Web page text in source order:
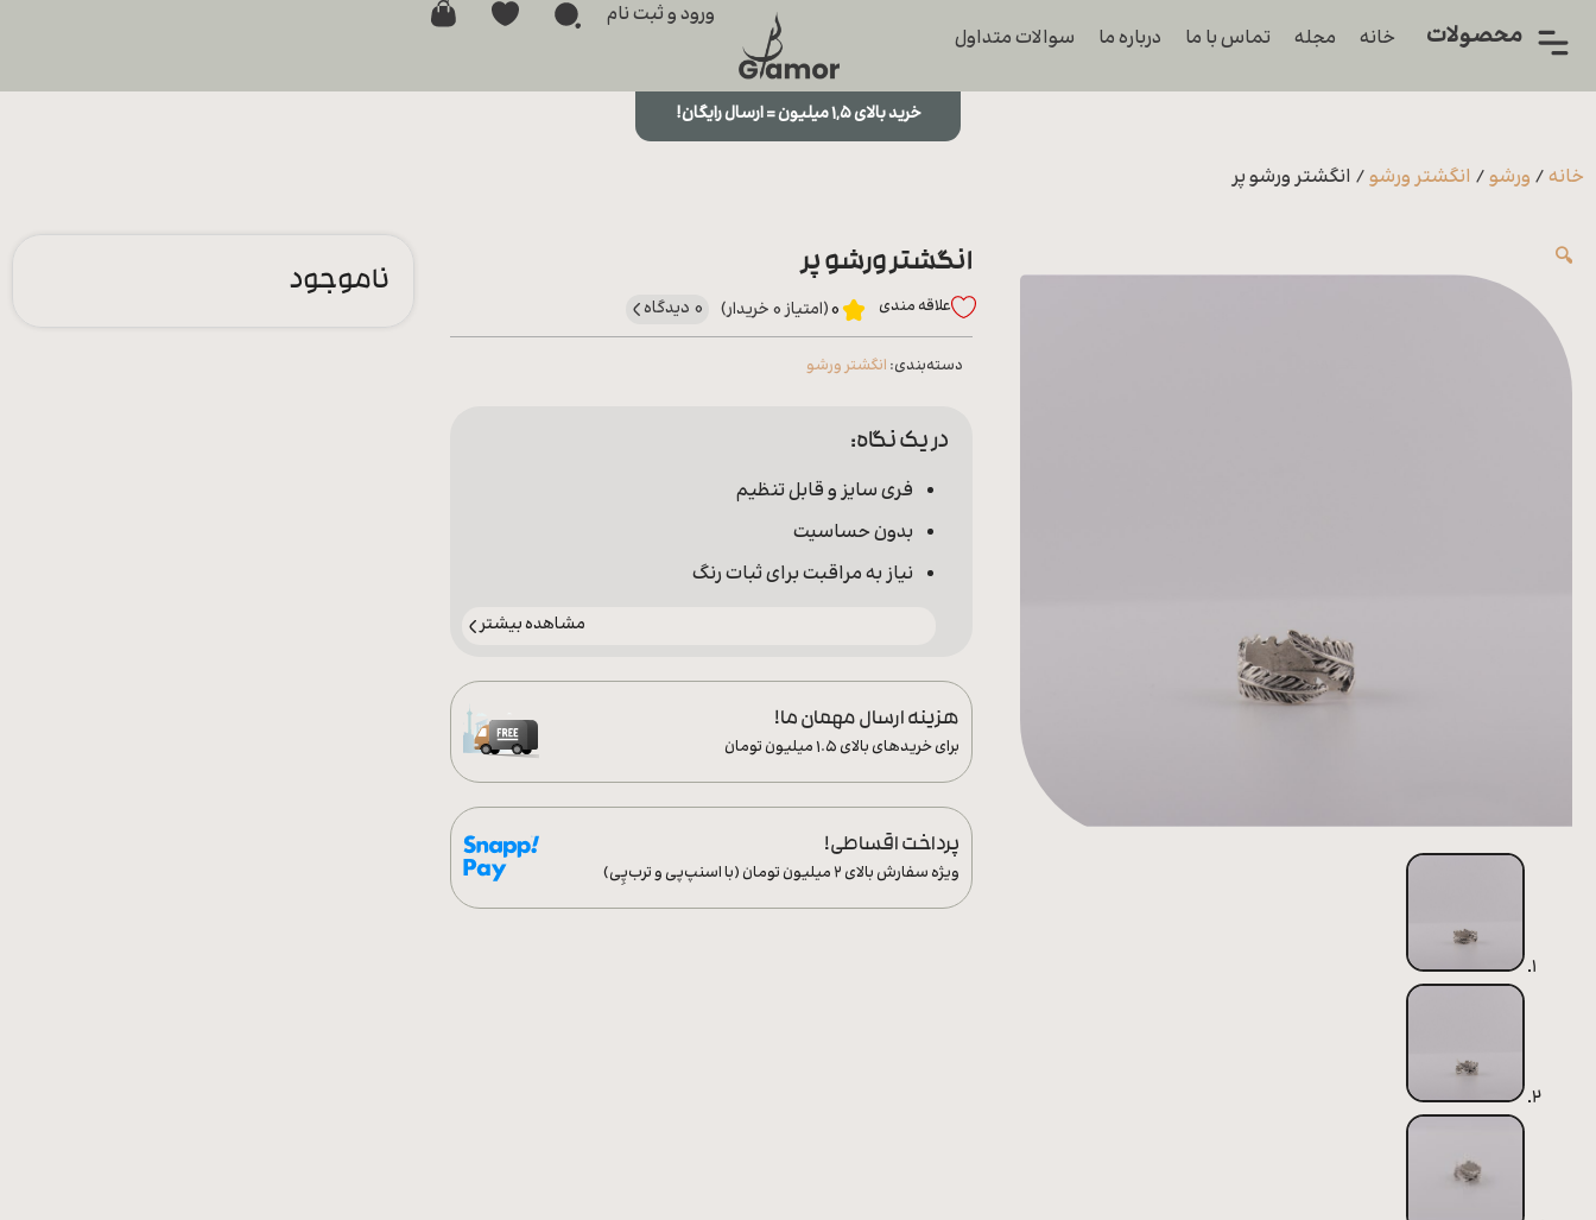
محصولات
زیورآلات
ورشو
محصولات خانه مجله تماس با ما درباره ما سوالات متداول
ورود و ثبت نام
خرید بالای ۱,۵ میلیون = ارسال رایگان!
خانه/ ورشو/ انگشتر ورشو/ انگشتر ورشو پر
🔍 انگشتر ورشو پر
علاقه‌ مندی 0(امتیاز 0 خریدار) 0 دیدگاه
دسته‌بندی: انگشتر ورشو
در یک نگاه:
فری سایز و قابل تنظیم
بدون حساسیت
نیاز به مراقبت برای ثبات رنگ
مشاهده بیشتر
هزینه ارسال مهمان ما!
برای خریدهای بالای ۱.۵ میلیون تومان
پرداخت اقساطی!
ویژه سفارش‌ بالای ۲ میلیون تومان (با اسنپ‌پی و ترب‌پِی)
ناموجود